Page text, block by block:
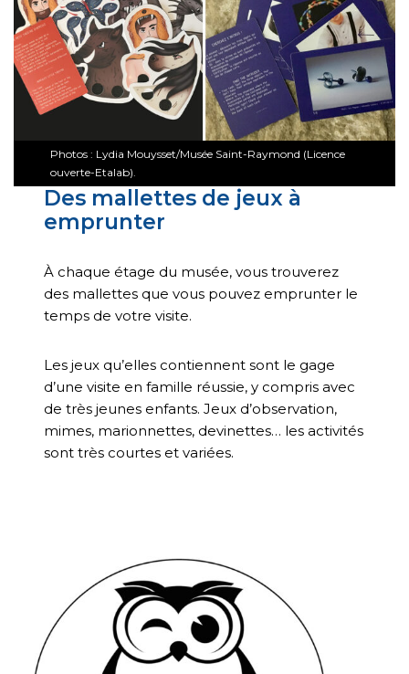
Photos : Lydia Mouysset/Musée Saint-Raymond (Licence
ouverte-Etalab).
Des mallettes de jeux à
emprunter
À chaque étage du musée, vous trouverez
des mallettes que vous pouvez emprunter le
temps de votre visite.
Les jeux qu’elles contiennent sont le gage
d’une visite en famille réussie, y compris avec
de très jeunes enfants. Jeux d’observation,
mimes, marionnettes, devinettes… les activités
sont très courtes et variées.